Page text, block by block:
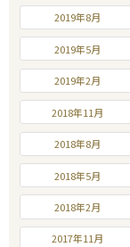
2019年8月
2019年5月
2019年2月
2018年11月
2018年8月
2018年5月
2018年2月
2017年11月